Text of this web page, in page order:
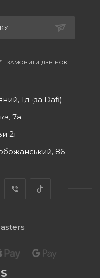
ЗАМОВИТИ ДЗВІНОК
1д (за Dafi)
7а
2г
86